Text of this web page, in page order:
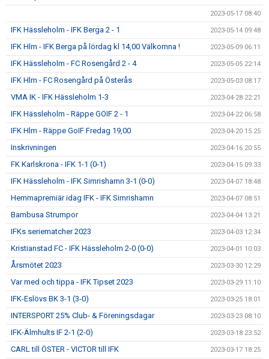
2023-05-17 08:40
IFK Hässleholm - IFK Berga 2 - 1 2023-05-14 09:48
IFK Hlm - IFK Berga på lördag kl 14,00 Välkomna ! 2023-05-09 06:11
IFK Hässleholm - FC Rosengård 2 - 4 2023-05-05 22:14
IFK Hlm - FC Rosengård på Österås 2023-05-03 08:17
VMA IK - IFK Hässleholm 1-3 2023-04-28 22:21
IFK Hässleholm - Räppe GOIF 2 - 1 2023-04-22 06:58
IFK Hlm - Räppe GoIF Fredag 19,00 2023-04-20 15:25
Inskrivningen 2023-04-16 20:55
FK Karlskrona - IFK 1-1 (0-1) 2023-04-15 09:33
IFK Hässleholm - IFK Simrishamn 3-1 (0-0) 2023-04-07 18:48
Hemmapremiär idag IFK - IFK Simrishamn 2023-04-07 08:51
Bambusa Strumpor 2023-04-04 13:21
IFKs seriematcher 2023 2023-04-03 12:34
Kristianstad FC - IFK Hässleholm 2-0 (0-0) 2023-04-01 10:03
Årsmötet 2023 2023-03-30 12:29
Var med och tippa - IFK Tipset 2023 2023-03-29 11:10
IFK-Eslövs BK 3-1 (3-0) 2023-03-25 18:01
INTERSPORT 25% Club- & Föreningsdagar 2023-03-23 08:10
IFK-Älmhults IF 2-1 (2-0) 2023-03-18 23:52
CARL till ÖSTER - VICTOR till IFK 2023-03-17 18:25